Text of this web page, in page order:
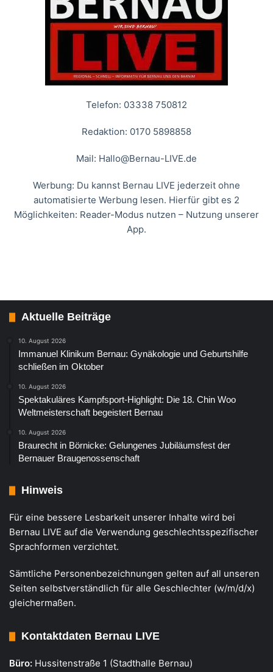
Telefon: 03338 750812
Redaktion: 0170 5898858
Mail: Hallo@Bernau-LIVE.de
Werbung: Du kannst Bernau LIVE jederzeit ohne
automatisierte Werbung lesen. Hierfür gibt es 2
Möglichkeiten: Reader-Modus nutzen – Nutzung unserer
App.
Aktuelle Beiträge
10. August 2026
Immanuel Klinikum Bernau: Gynäkologie und Geburtshilfe
schließen im Oktober
10. August 2026
Spektakuläres Kampfsport-Highlight: Die 18. Chin Woo
Weltmeisterschaft begeistert Bernau
10. August 2026
Braurecht in Börnicke: Gelungenes Jubiläumsfest der
Bernauer Braugenossenschaft
Hinweis
Für eine bessere Lesbarkeit unserer Inhalte wird bei
Bernau LIVE auf die Verwendung geschlechtsspezifischer
Sprachformen verzichtet.
Sämtliche Personenbezeichnungen gelten auf all unseren
Seiten selbstverständlich für alle Geschlechter (w/m/d/x)
gleichermaßen.
Kontaktdaten Bernau LIVE
Büro: Hussitenstraße 1 (Stadthalle Bernau)